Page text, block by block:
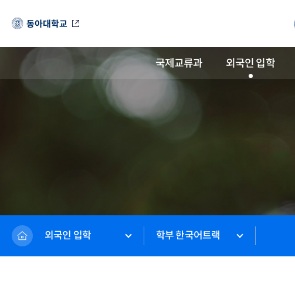
동아대학교
국제교류과 외국인 입학
외국인 입학 학부 한국어트랙